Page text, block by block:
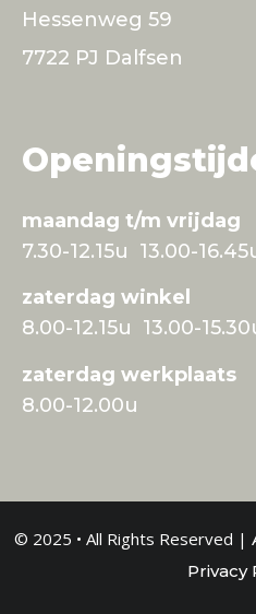
Hessenweg 59
7722 PJ Dalfsen
maandag t/m vrijdag
7.30-12.15u 13.00-
zaterdag winkel
8.00-12.15u 13.00-
zaterdag werkplaats
8.00-12.00u
© 2025 • All Rights Reserved |
Privacy